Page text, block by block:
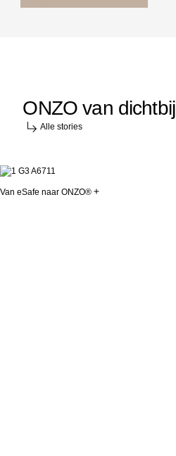
ONZO van dichtbij
Alle stories
Van eSafe naar ONZO®